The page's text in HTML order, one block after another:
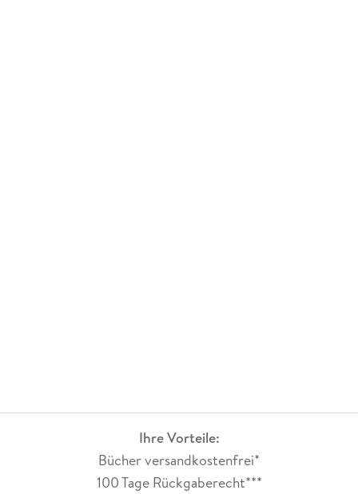
Ihre Vorteile:
Bücher versandkostenfrei*
100 Tage Rückgaberecht***